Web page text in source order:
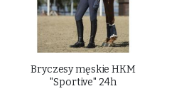
Bryczesy męskie HKM
"Sportive" 24h